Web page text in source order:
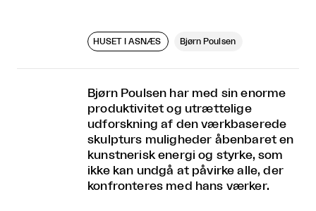
HUSET I ASNÆS Bjørn Poulsen
Bjørn Poulsen har med sin enorme
produktivitet og utrættelige
udforskning af den værkbaserede
skulpturs muligheder åbenbaret en
kunstnerisk energi og styrke, som
ikke kan undgå at påvirke alle, der
konfronteres med hans værker.